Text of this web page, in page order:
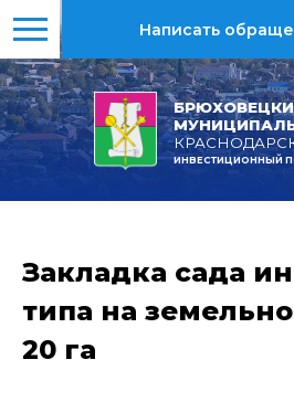
ИНВЕСТИЦИОННЫЙ
Написать
Закладка сада
типа на
20 га